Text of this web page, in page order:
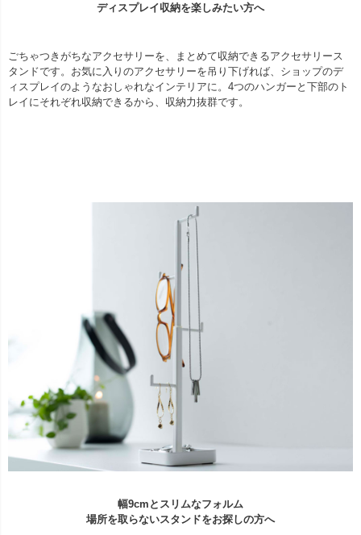
ディスプレイ収納を楽しみたい方へ
ごちゃつきがちなアクセサリーを、まとめて収納できるアクセサリース
タンドです。お気に入りのアクセサリーを吊り下げれば、ショップのデ
ィスプレイのようなおしゃれなインテリアに。4つのハンガーと下部のト
レイにそれぞれ収納できるから、収納力抜群です。
幅9cmとスリムなフォルム
場所を取らないスタンドをお探しの方へ